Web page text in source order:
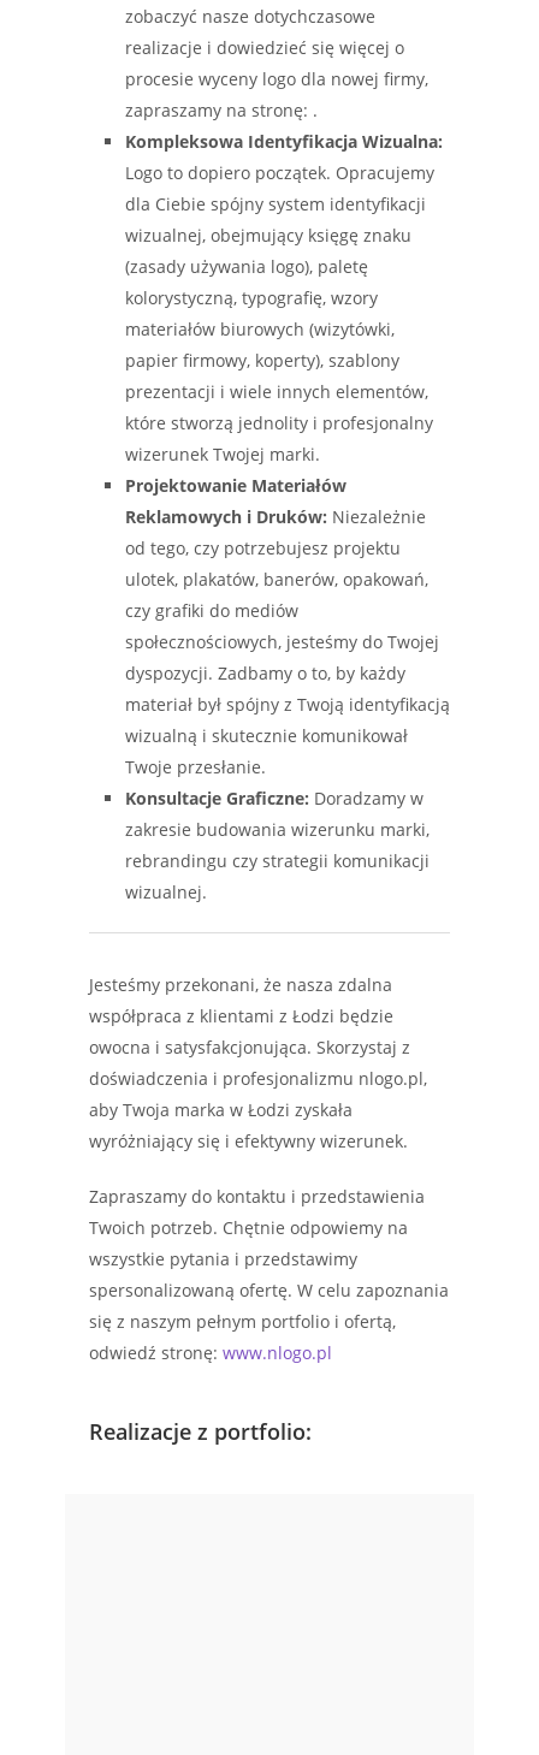
zobaczyć nasze dotychczasowe
realizacje i dowiedzieć się więcej o
procesie wyceny logo dla nowej firmy,
zapraszamy na stronę: .
Kompleksowa Identyfikacja Wizualna:
Logo to dopiero początek. Opracujemy
dla Ciebie spójny system identyfikacji
wizualnej, obejmujący księgę znaku
(zasady używania logo), paletę
kolorystyczną, typografię, wzory
materiałów biurowych (wizytówki,
papier firmowy, koperty), szablony
prezentacji i wiele innych elementów,
które stworzą jednolity i profesjonalny
wizerunek Twojej marki.
Projektowanie Materiałów
Reklamowych i Druków: Niezależnie
od tego, czy potrzebujesz projektu
ulotek, plakatów, banerów, opakowań,
czy grafiki do mediów
społecznościowych, jesteśmy do Twojej
dyspozycji. Zadbamy o to, by każdy
materiał był spójny z Twoją identyfikacją
wizualną i skutecznie komunikował
Twoje przesłanie.
Konsultacje Graficzne: Doradzamy w
zakresie budowania wizerunku marki,
rebrandingu czy strategii komunikacji
wizualnej.
Jesteśmy przekonani, że nasza zdalna
współpraca z klientami z Łodzi będzie
owocna i satysfakcjonująca. Skorzystaj z
doświadczenia i profesjonalizmu nlogo.pl,
aby Twoja marka w Łodzi zyskała
wyróżniający się i efektywny wizerunek.
Zapraszamy do kontaktu i przedstawienia
Twoich potrzeb. Chętnie odpowiemy na
wszystkie pytania i przedstawimy
spersonalizowaną ofertę. W celu zapoznania
się z naszym pełnym portfolio i ofertą,
odwiedź stronę: www.nlogo.pl
Realizacje z portfolio: